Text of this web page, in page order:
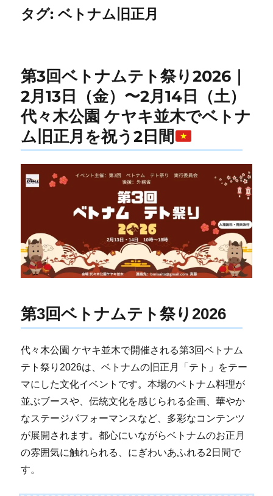
タグ:ベトナム旧正月
第3回ベトナムテト祭り2026｜
2月13日（金）〜2月14日（土）
代々木公園 ケヤキ並木でベトナ
ム旧正月を祝う2日間
第3回ベトナムテト祭り2026
代々木公園 ケヤキ並木で開催される第3回ベトナム
テト祭り2026は、ベトナムの旧正月「テト」をテー
マにした文化イベントです。本場のベトナム料理が
並ぶブースや、伝統文化を感じられる企画、華やか
なステージパフォーマンスなど、多彩なコンテンツ
が展開されます。都心にいながらベトナムのお正月
の雰囲気に触れられる、にぎわいあふれる2日間で
す。